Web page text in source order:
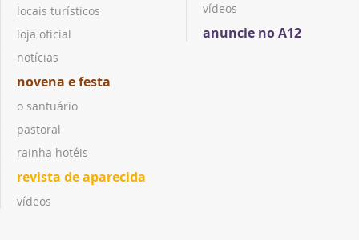
locais turísticos
loja oficial
notícias
novena e festa
o santuário
pastoral
rainha hotéis
revista de aparecida
vídeos
vídeos
anuncie no A12